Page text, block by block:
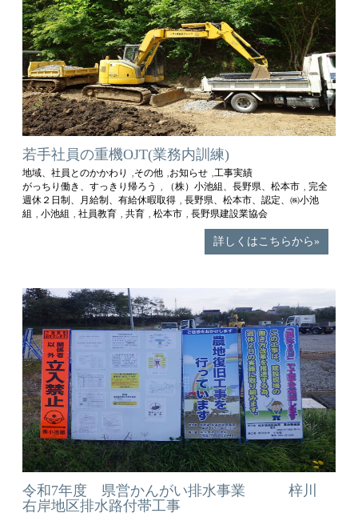
若手社員の重機OJT(業務内訓練)
地域、社員とのかかわり ,その他 ,お知らせ ,工事実績
がっちり働き、すっきり帰ろう
, （株）小池組、長野県、松本市 , 完全
週休２日制、月給制、有給休暇取得 , 長野県、松本市、認定、㈱小池
組
, 小池組 , 社員教育 , 共育 , 松本市 , 長野県建設業協会
詳しくはこちらから»
令和7年度 県営かんがい排水事業 梓川
右岸地区排水路付帯工事